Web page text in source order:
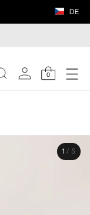
DE
0
1 / 5